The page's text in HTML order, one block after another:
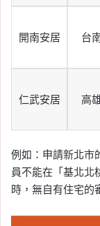
開南安居 台
仁武安居 高
例如：申請新北市
員不能在「基北北
時，無自有住宅的